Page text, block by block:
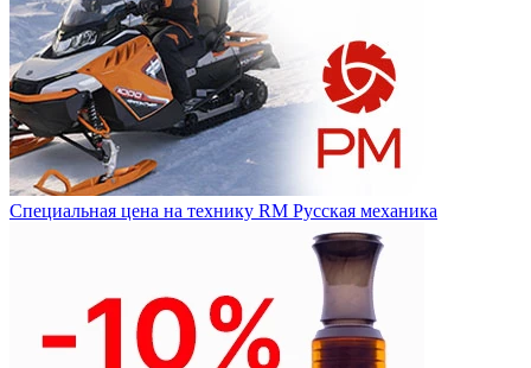
Специальная цена на технику RM Русская механика